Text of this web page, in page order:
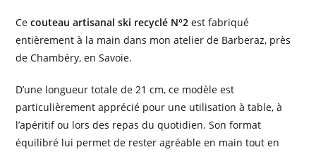
Cecouteau artisanal ski recyclé N°2 est fabriqué
entièrement à la main dans mon atelier de Barberaz, près
de Chambéry, en Savoie.
D’une longueur totale de 21 cm, ce modèle est
particulièrement apprécié pour une utilisation à table, à
l’apéritif ou lors des repas du quotidien. Son format
équilibré lui permet de rester agréable en main tout en